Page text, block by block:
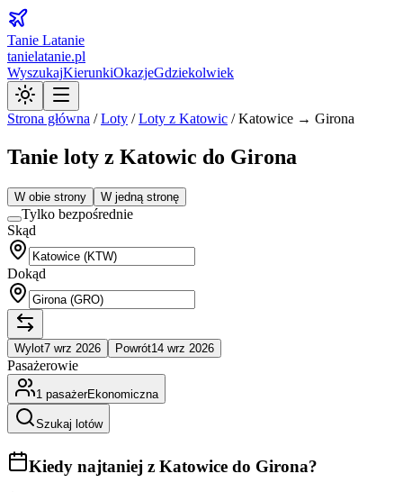
Tanie Latanie
tanielatanie.pl
WyszukajKierunkiOkazjeGdziekolwiek
Strona główna /Loty /Loty z Katowic /Katowice → Girona
Tanie loty z Katowic do Girona
W obie strony W jedną stronę
Tylko bezpośrednie
Skąd
Dokąd
Wylot7 wrz 2026 Powrót14 wrz 2026
Pasażerowie
1 pasażerEkonomiczna
Szukaj lotów
Kiedy najtaniej z Katowice do Girona?